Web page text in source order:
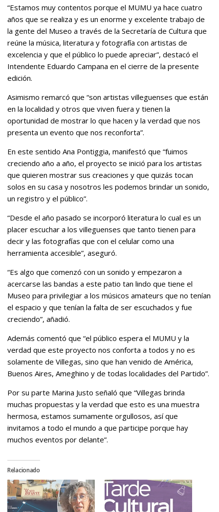
“Estamos muy contentos porque el MUMU ya hace cuatro
años que se realiza y es un enorme y excelente trabajo de
la gente del Museo a través de la Secretaría de Cultura que
reúne la música, literatura y fotografía con artistas de
excelencia y que el público lo puede apreciar”, destacó el
Intendente Eduardo Campana en el cierre de la presente
edición.
Asimismo remarcó que “son artistas villeguenses que están
en la localidad y otros que viven fuera y tienen la
oportunidad de mostrar lo que hacen y la verdad que nos
presenta un evento que nos reconforta”.
En este sentido Ana Pontiggia, manifestó que “fuimos
creciendo año a año, el proyecto se inició para los artistas
que quieren mostrar sus creaciones y que quizás tocan
solos en su casa y nosotros les podemos brindar un sonido,
un registro y el público”.
“Desde el año pasado se incorporó literatura lo cual es un
placer escuchar a los villeguenses que tanto tienen para
decir y las fotografías que con el celular como una
herramienta accesible”, aseguró.
“Es algo que comenzó con un sonido y empezaron a
acercarse las bandas a este patio tan lindo que tiene el
Museo para privilegiar a los músicos amateurs que no tenían
el espacio y que tenían la falta de ser escuchados y fue
creciendo”, añadió.
Además comentó que “el público espera el MUMU y la
verdad que este proyecto nos conforta a todos y no es
solamente de Villegas, sino que han venido de América,
Buenos Aires, Ameghino y de todas localidades del Partido”.
Por su parte Marina Justo señaló que “Villegas brinda
muchas propuestas y la verdad que esto es una muestra
hermosa, estamos sumamente orgullosos, así que
invitamos a todo el mundo a que participe porque hay
muchos eventos por delante”.
Relacionado